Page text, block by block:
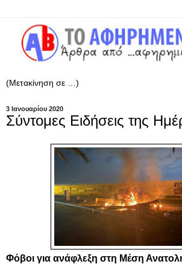
3 Ιανουαρίου 2020
Σύντομες Ειδήσεις της
Φόβοι για ανάφλεξη στη Μέση